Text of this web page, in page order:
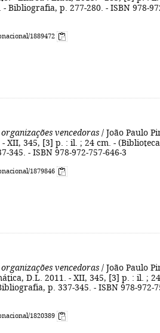
Bibliografia, p. 277-280. - ISBN 978-
1889472
vencedoras / João Paulo
XII, 345, [3] p. : il. ; 24 cm. - (Biblioteca
- ISBN 978-972-757-646-3
1879846
vencedoras / João Paulo
D.L. 2011. - XII, 345, [3] p. : il. ; 24
p. 337-345. - ISBN 978-972-
1820389